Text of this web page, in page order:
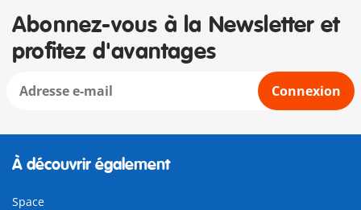
Abonnez-vous à la Newsletter et
profitez d'avantages
Connexion
À découvrir également
Space